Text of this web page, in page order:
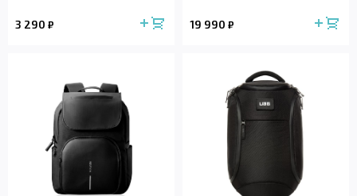
3 290 ₽ 19 990 ₽